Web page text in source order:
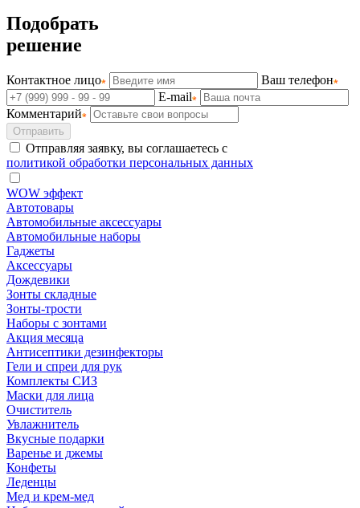
Подобрать
решение
Контактное лицо
Ваш телефон
E-mail
Комментарий
Отправить
Отправляя заявку, вы соглашаетесь с
политикой обработки персональных данных
WOW эффект
Автотовары
Автомобильные аксессуары
Автомобильные наборы
Гаджеты
Аксессуары
Дождевики
Зонты складные
Зонты-трости
Наборы с зонтами
Акция месяца
Антисептики дезинфекторы
Гели и спреи для рук
Комплекты СИЗ
Маски для лица
Очиститель
Увлажнитель
Вкусные подарки
Варенье и джемы
Конфеты
Леденцы
Мед и крем-мед